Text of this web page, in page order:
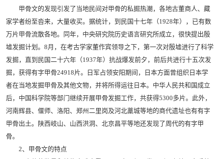
甲骨文的发现引发了当地民间对甲骨的私掘热潮，各地古董商人、藏
家学者纷至沓来，大量收买。据统计，到民国十七年（1928年），已有数
万片甲骨流散各地。同年，中央研究院历史语言研究所成立，很快提出殷
墟发掘计划。8月，在考古学家董作宾领导之下，第一次对殷墟进行了科学
发掘，直到民国二十六年（1937年）抗战爆发前夕，前后共进行十五次发
掘，获得有字甲骨24918片。日军占领安阳期间，日本方面曾组织日本学
者在当地发掘甲骨及其他文物，并将所得运往日本。中华人民共和国成立
后，中国科学院等部门继续开展甲骨发掘工作，共获得5300多片。此外，
河南辉县、偃师、洛阳、郑州二里岗及河北藁城等地的商代遗址也有有字
甲骨出土。陕西岐山、山西洪洞、北京昌平等地还发现了周代的有字甲
骨。
2、甲骨文的特点